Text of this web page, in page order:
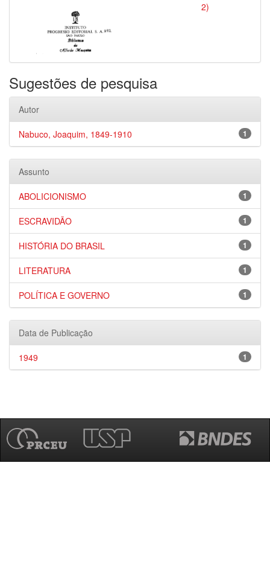
2)
Sugestões de pesquisa
Autor
1
Nabuco, Joaquim, 1849-1910
Assunto
1
ABOLICIONISMO
1
ESCRAVIDÃO
1
HISTÓRIA DO BRASIL
1
LITERATURA
1
POLÍTICA E GOVERNO
Data de Publicação
1
1949